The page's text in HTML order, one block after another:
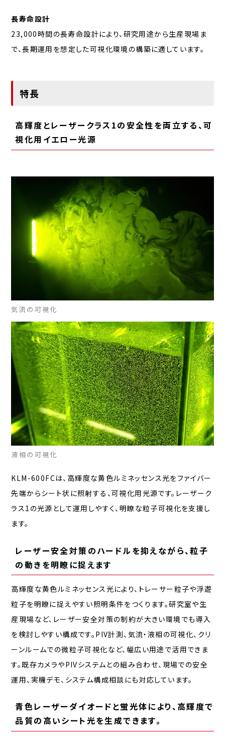
長寿命設計
23,000時間の長寿命設計により、研究用途から生産現場ま
で、長期運用を想定した可視化環境の構築に適しています。
特長
高輝度とレーザークラス1の安全性を両立する、可
視化用イエロー光源
気流の可視化
液相の可視化
KLM-600FCは、高輝度な黄色ルミネッセンス光をファイバー
先端からシート状に照射する、可視化用光源です。レーザーク
ラス1の光源として運用しやすく、明瞭な粒子可視化を支援し
ます。
レーザー安全対策のハードルを抑えながら、粒子
の動きを明瞭に捉えます
高輝度な黄色ルミネッセンス光により、トレーサー粒子や浮遊
粒子を明瞭に捉えやすい照明条件をつくります。研究室や生
産現場など、レーザー安全対策の制約が大きい環境でも導入
を検討しやすい構成です。PIV計測、気流・液相の可視化、クリ
ーンルームでの微粒子可視化など、幅広い用途で活用できま
す。既存カメラやPIVシステムとの組み合わせ、現場での安全
運用、実機デモ、システム構成相談にも対応しています。
青色レーザーダイオードと蛍光体により、高輝度で
品質の高いシート光を生成できます。